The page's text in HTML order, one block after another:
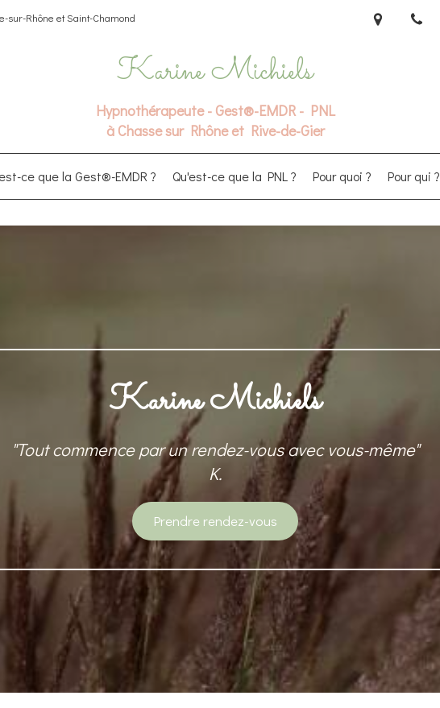
sur-Rhône et Saint-Chamond
Karine Michiels
Hypnothérapeute - Gest®-EMDR - PNL
à Chasse sur Rhône et Rive-de-Gier
ce que la Gest®-EMDR ? Qu'est-ce que la PNL ? Pour quoi ? Pour qui ?
Karine Michiels
"Tout commence par un rendez-vous avec vous-même"
K.
Prendre rendez-vous